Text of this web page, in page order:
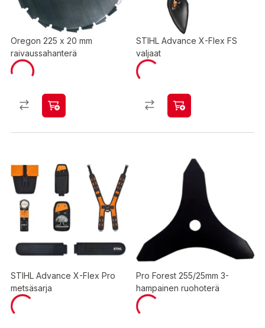
Oregon 225 x 20 mm
raivaussahanterä
STIHL Advance X-Flex FS
valjaat
STIHL Advance X-Flex Pro
metsäsarja
Pro Forest 255/25mm 3-
hampainen ruohoterä